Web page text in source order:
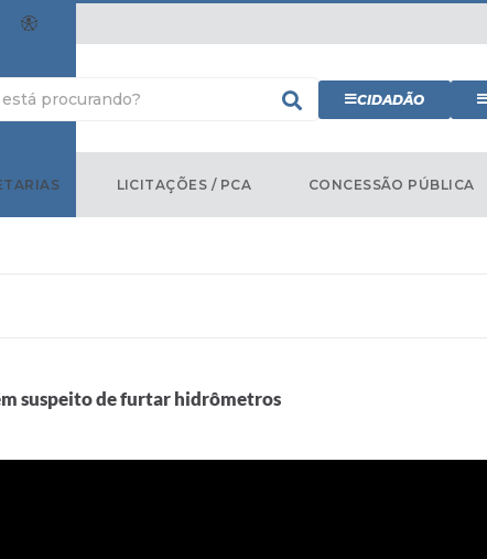
CIDADÃO
LICITAÇÕES / PCA CONCESSÃO PÚBLICA
suspeito de furtar hidrômetros